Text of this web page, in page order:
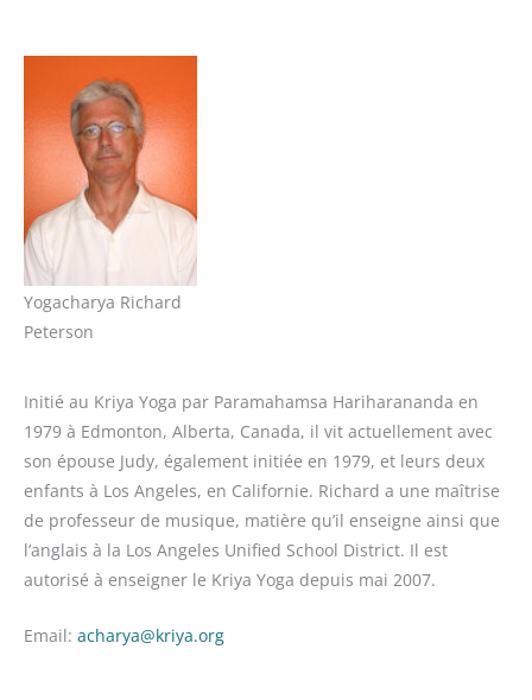
Yogacharya Richard
Peterson
Initié au Kriya Yoga par Paramahamsa Hariharananda en
1979 à Edmonton, Alberta, Canada, il vit actuellement avec
son épouse Judy, également initiée en 1979, et leurs deux
enfants à Los Angeles, en Californie. Richard a une maîtrise
de professeur de musique, matière qu’il enseigne ainsi que
l’anglais à la Los Angeles Unified School District. Il est
autorisé à enseigner le Kriya Yoga depuis mai 2007.
Email: acharya@kriya.org